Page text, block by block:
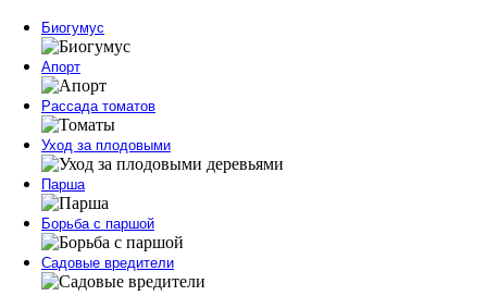
Биогумус
Апорт
Рассада томатов
Уход за плодовыми
Парша
Борьба с паршой
Садовые вредители